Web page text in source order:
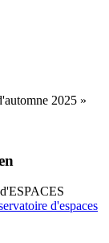
2025 »
d'espaces